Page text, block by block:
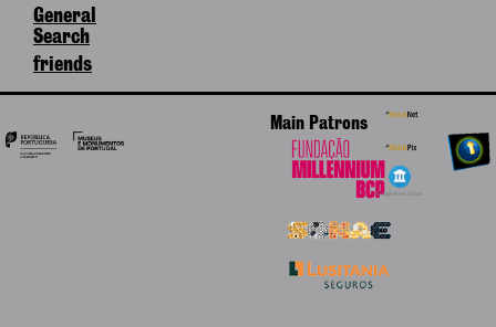
General
Search
friends
Main Patrons